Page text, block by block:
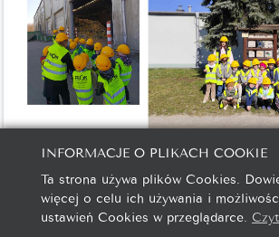
INFORMACJE O PLIKACH COOKIE
Ta strona używa plików Cookies.
więcej o celu ich używania i
ustawień Cookies w przeglądarce.